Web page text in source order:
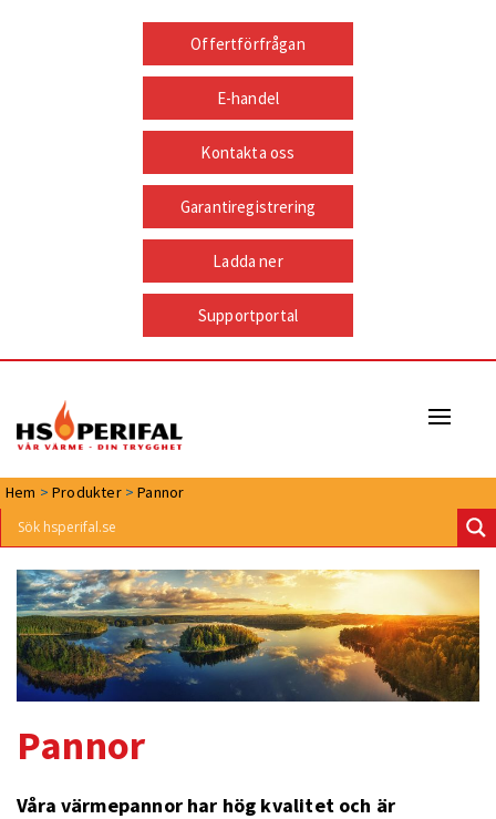
Offertförfrågan
E-handel
Kontakta oss
Garantiregistrering
Ladda ner
Supportportal
Hem >Produkter>Pannor
Pannor
Våra värmepannor har hög kvalitet och är